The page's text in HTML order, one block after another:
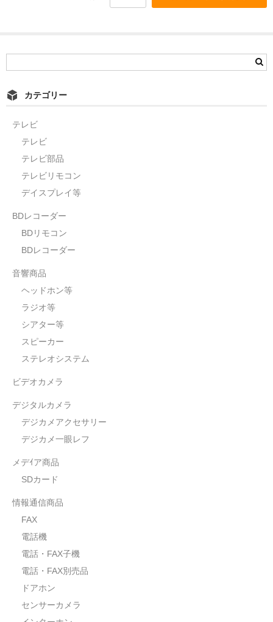
カテゴリー
テレビ
テレビ
テレビ部品
テレビリモコン
デイスプレイ等
BDレコーダー
BDリモコン
BDレコーダー
音響商品
ヘッドホン等
ラジオ等
シアター等
スピーカー
ステレオシステム
ビデオカメラ
デジタルカメラ
デジカメアクセサリー
デジカメ一眼レフ
メデｲア商品
SDカード
情報通信商品
FAX
電話機
電話・FAX子機
電話・FAX別売品
ドアホン
センサーカメラ